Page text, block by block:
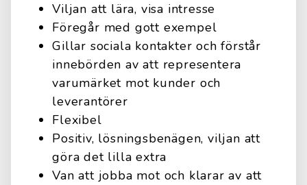
Viljan att lära, visa intresse
Föregår med gott exempel
Gillar sociala kontakter och förstår
innebörden av att representera
varumärket mot kunder och
leverantörer
Flexibel
Positiv, lösningsbenägen, viljan att
göra det lilla extra
Van att jobba mot och klarar av att